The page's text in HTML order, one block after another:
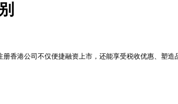
香港公司不仅便捷融资上市，还能享受税收优惠、塑